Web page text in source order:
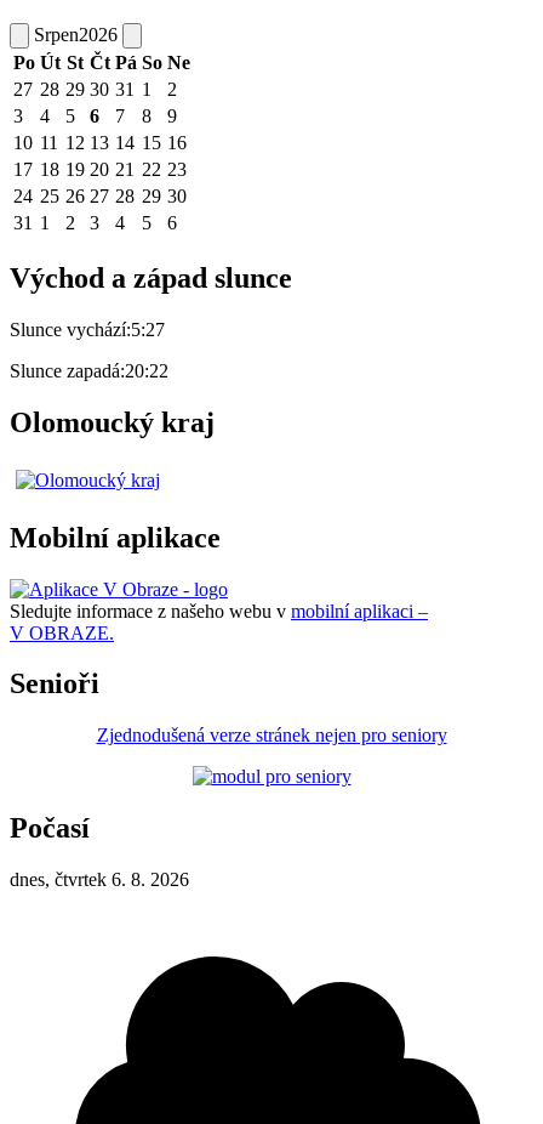
Srpen2026
Po Út St Čt Pá So Ne
27 28 29 30 31 1
2
3
4 5 6 7 8
9
10 11 12 13 14 15 16
17 18 19 20 21 22 23
24 25 26 27 28 29 30
31 1 2 3 4 5 6
Východ a západ slunce
Slunce vychází:5:27
Slunce zapadá:20:22
Olomoucký kraj
Mobilní aplikace
Sledujte informace z našeho webu v mobilní aplikaci –
V OBRAZE.
Senioři
Zjednodušená verze stránek nejen pro seniory
Počasí
dnes, čtvrtek 6. 8. 2026